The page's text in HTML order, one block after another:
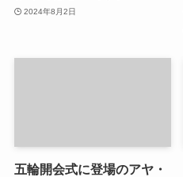
2024年8月2日
五輪開会式に登場のアヤ・